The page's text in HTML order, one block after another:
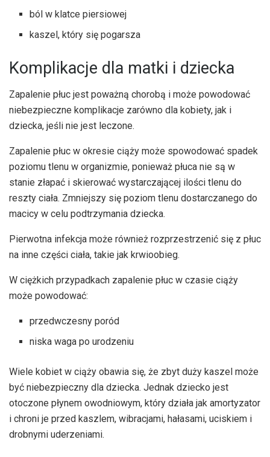
ból w klatce piersiowej
kaszel, który się pogarsza
Komplikacje dla matki i dziecka
Zapalenie płuc jest poważną chorobą i może powodować
niebezpieczne komplikacje zarówno dla kobiety, jak i
dziecka, jeśli nie jest leczone.
Zapalenie płuc w okresie ciąży może spowodować spadek
poziomu tlenu w organizmie, ponieważ płuca nie są w
stanie złapać i skierować wystarczającej ilości tlenu do
reszty ciała. Zmniejszy się poziom tlenu dostarczanego do
macicy w celu podtrzymania dziecka.
Pierwotna infekcja może również rozprzestrzenić się z płuc
na inne części ciała, takie jak krwioobieg.
W ciężkich przypadkach zapalenie płuc w czasie ciąży
może powodować:
przedwczesny poród
niska waga po urodzeniu
Wiele kobiet w ciąży obawia się, że zbyt duży kaszel może
być niebezpieczny dla dziecka. Jednak dziecko jest
otoczone płynem owodniowym, który działa jak amortyzator
i chroni je przed kaszlem, wibracjami, hałasami, uciskiem i
drobnymi uderzeniami.